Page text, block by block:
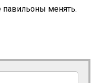
павильоны менять.